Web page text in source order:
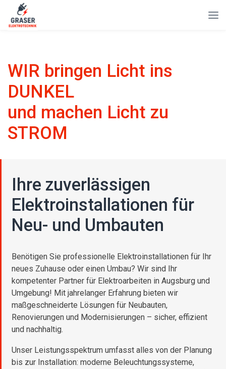
WIR bringen Licht ins
DUNKEL
und machen Licht zu
STROM
Ihre zuverlässigen
Elektroinstallationen für
Neu- und Umbauten
Benötigen Sie professionelle Elektroinstallationen für Ihr
neues Zuhause oder einen Umbau? Wir sind Ihr
kompetenter Partner für Elektroarbeiten in Augsburg und
Umgebung! Mit jahrelanger Erfahrung bieten wir
maßgeschneiderte Lösungen für Neubauten,
Renovierungen und Modernisierungen – sicher, effizient
und nachhaltig.
Unser Leistungsspektrum umfasst alles von der Planung
bis zur Installation: moderne Beleuchtungssysteme,